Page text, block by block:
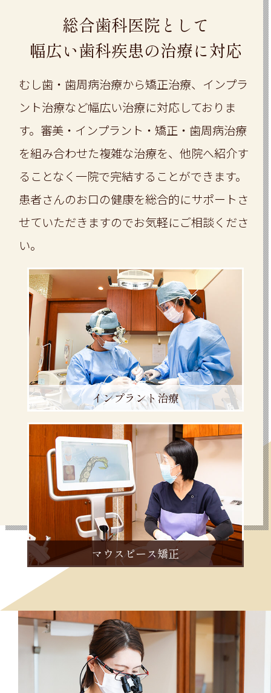
総合歯科医院として
幅広い歯科疾患の治療に対応
むし歯・歯周病治療から矯正治療、インプラ
ント治療など幅広い治療に対応しておりま
す。審美・インプラント・矯正・歯周病治療
を組み合わせた複雑な治療を、他院へ紹介す
ることなく一院で完結することができます。
患者さんのお口の健康を総合的にサポートさ
せていただきますのでお気軽にご相談くださ
い。
インプラント治療
マウスピース矯正